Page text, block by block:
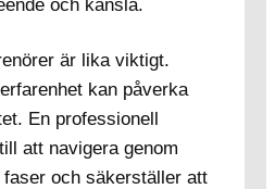
och känsla.
är lika viktigt.
kan påverka
En professionell
att navigera genom
och säkerställer att